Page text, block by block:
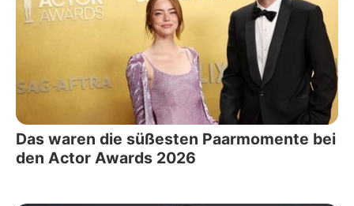
Das waren die süßesten Paarmomente bei
den Actor Awards 2026